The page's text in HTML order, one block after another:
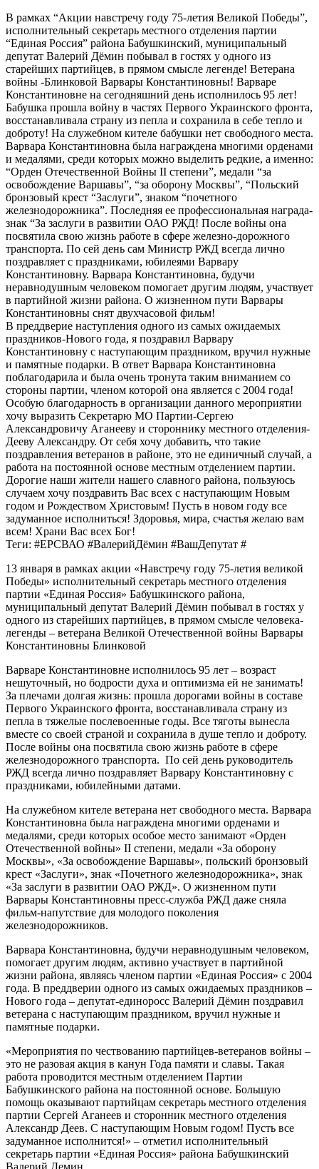
В рамках “Акции навстречу году 75-летия Великой Победы”,
исполнительный секретарь местного отделения партии
“Единая Россия” района Бабушкинский, муниципальный
депутат Валерий Дёмин побывал в гостях у одного из
старейших партийцев, в прямом смысле легенде! Ветерана
войны -Блинковой Варвары Константиновны! Варваре
Константиновне на сегодняшний день исполнилось 95 лет!
Бабушка прошла войну в частях Первого Украинского фронта,
восстанавливала страну из пепла и сохранила в себе тепло и
доброту! На служебном кителе бабушки нет свободного места.
Варвара Константиновна была награждена многими орденами
и медалями, среди которых можно выделить редкие, а именно:
“Орден Отечественной Войны II степени”, медали “за
освобождение Варшавы”, “за оборону Москвы”, “Польский
бронзовый крест “Заслуги”, знаком “почетного
железнодорожника”. Последняя ее профессиональная награда-
знак “За заслуги в развитии ОАО РЖД! После войны она
посвятила свою жизнь работе в сфере железно-дорожного
транспорта. По сей день сам Министр РЖД всегда лично
поздравляет с праздниками, юбилеями Варвару
Константиновну. Варвара Константиновна, будучи
неравнодушным человеком помогает другим людям, участвует
в партийной жизни района. О жизненном пути Варвары
Константиновны снят двухчасовой фильм!
В преддверие наступления одного из самых ожидаемых
праздников-Нового года, я поздравил Варвару
Константиновну с наступающим праздником, вручил нужные
и памятные подарки. В ответ Варвара Константиновна
поблагодарила и была очень тронута таким вниманием со
стороны партии, членом которой она является с 2004 года!
Особую благодарность в организации данного мероприятии
хочу выразить Секретарю МО Партии-Сергею
Александровичу Аганееву и стороннику местного отделения-
Дееву Александру. От себя хочу добавить, что такие
поздравления ветеранов в районе, это не единичный случай, а
работа на постоянной основе местным отделением партии.
Дорогие наши жители нашего славного района, пользуюсь
случаем хочу поздравить Вас всех с наступающим Новым
годом и Рождеством Христовым! Пусть в новом году все
задуманное исполниться! Здоровья, мира, счастья желаю вам
всем! Храни Вас всех Бог!
Теги: #ЕРСВАО #ВалерийДёмин #ВашДепутат #
13 января в рамках акции «Навстречу году 75-летия великой
Победы» исполнительный секретарь местного отделения
партии «Единая Россия» Бабушкинского района,
муниципальный депутат Валерий Дёмин побывал в гостях у
одного из старейших партийцев, в прямом смысле человека-
легенды – ветерана Великой Отечественной войны Варвары
Константиновны Блинковой
Варваре Константиновне исполнилось 95 лет – возраст
нешуточный, но бодрости духа и оптимизма ей не занимать!
За плечами долгая жизнь: прошла дорогами войны в составе
Первого Украинского фронта, восстанавливала страну из
пепла в тяжелые послевоенные годы. Все тяготы вынесла
вместе со своей страной и сохранила в душе тепло и доброту.
После войны она посвятила свою жизнь работе в сфере
железнодорожного транспорта. По сей день руководитель
РЖД всегда лично поздравляет Варвару Константиновну с
праздниками, юбилейными датами.
На служебном кителе ветерана нет свободного места. Варвара
Константиновна была награждена многими орденами и
медалями, среди которых особое место занимают «Орден
Отечественной войны» II степени, медали «За оборону
Москвы», «За освобождение Варшавы», польский бронзовый
крест «Заслуги», знак «Почетного железнодорожника», знак
«За заслуги в развитии ОАО РЖД». О жизненном пути
Варвары Константиновны пресс-служба РЖД даже сняла
фильм-напутствие для молодого поколения
железнодорожников.
Варвара Константиновна, будучи неравнодушным человеком,
помогает другим людям, активно участвует в партийной
жизни района, являясь членом партии «Единая Россия» с 2004
года. В преддверии одного из самых ожидаемых праздников –
Нового года – депутат-единоросс Валерий Дёмин поздравил
ветерана с наступающим праздником, вручил нужные и
памятные подарки.
«Мероприятия по чествованию партийцев-ветеранов войны –
это не разовая акция в канун Года памяти и славы. Такая
работа проводится местным отделением Партии
Бабушкинского района на постоянной основе. Большую
помощь оказывают партийцам секретарь местного отделения
партии Сергей Аганеев и сторонник местного отделения
Александр Деев. С наступающим Новым годом! Пусть все
задуманное исполнится!» – отметил исполнительный
секретарь партии «Единая Россия» района Бабушкинский
Валерий Демин.